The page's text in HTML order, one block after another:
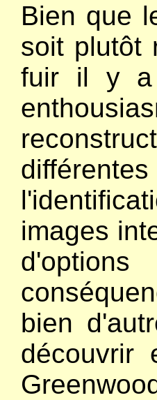
Bien que
soit plutôt
fuir il y a
images
bien
découvrir